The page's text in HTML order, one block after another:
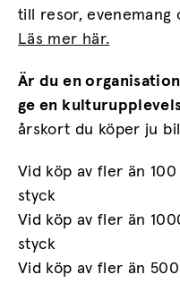
till resor, evenemang
Läs mer här.
Är du en
ge en
årskort du köper ju
Vid köp av fler än
styck
Vid köp av fler än
styck
Vid köp av fler än